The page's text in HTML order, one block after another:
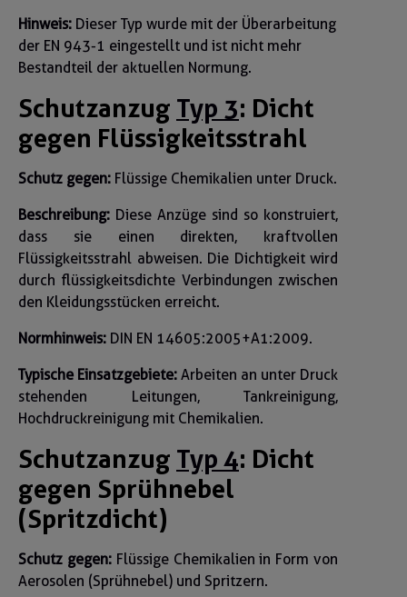
Hinweis: Dieser Typ wurde mit der Überarbeitung
der EN 943-1 eingestellt und ist nicht mehr
Bestandteil der aktuellen Normung.
Schutzanzug Typ 3: Dicht
gegen Flüssigkeitsstrahl
Schutz gegen: Flüssige Chemikalien unter Druck.
Beschreibung: Diese Anzüge sind so konstruiert,
dass sie einen direkten, kraftvollen
Flüssigkeitsstrahl abweisen. Die Dichtigkeit wird
durch flüssigkeitsdichte Verbindungen zwischen
den Kleidungsstücken erreicht.
Normhinweis: DIN EN 14605:2005+A1:2009.
Typische Einsatzgebiete: Arbeiten an unter Druck
stehenden Leitungen, Tankreinigung,
Hochdruckreinigung mit Chemikalien.
Schutzanzug Typ 4: Dicht
gegen Sprühnebel
(Spritzdicht)
Schutz gegen:Flüssige Chemikalien in Form von
Aerosolen (Sprühnebel) und Spritzern.